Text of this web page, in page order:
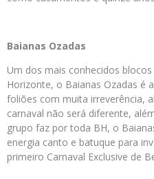
Baianas Ozadas
Um dos mais conhecidos
Horizonte, o Baianas Ozadas é
foliões com muita irreverência,
carnaval não será diferente,
grupo faz por toda BH, o
energia canto e batuque para
primeiro Carnaval Exclusive de